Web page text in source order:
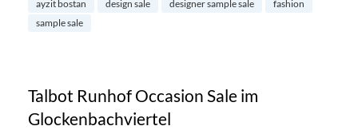
ayzit bostan design sale designer sample sale
fashion
sample sale
Talbot Runhof Occasion Sale im
Glockenbachviertel